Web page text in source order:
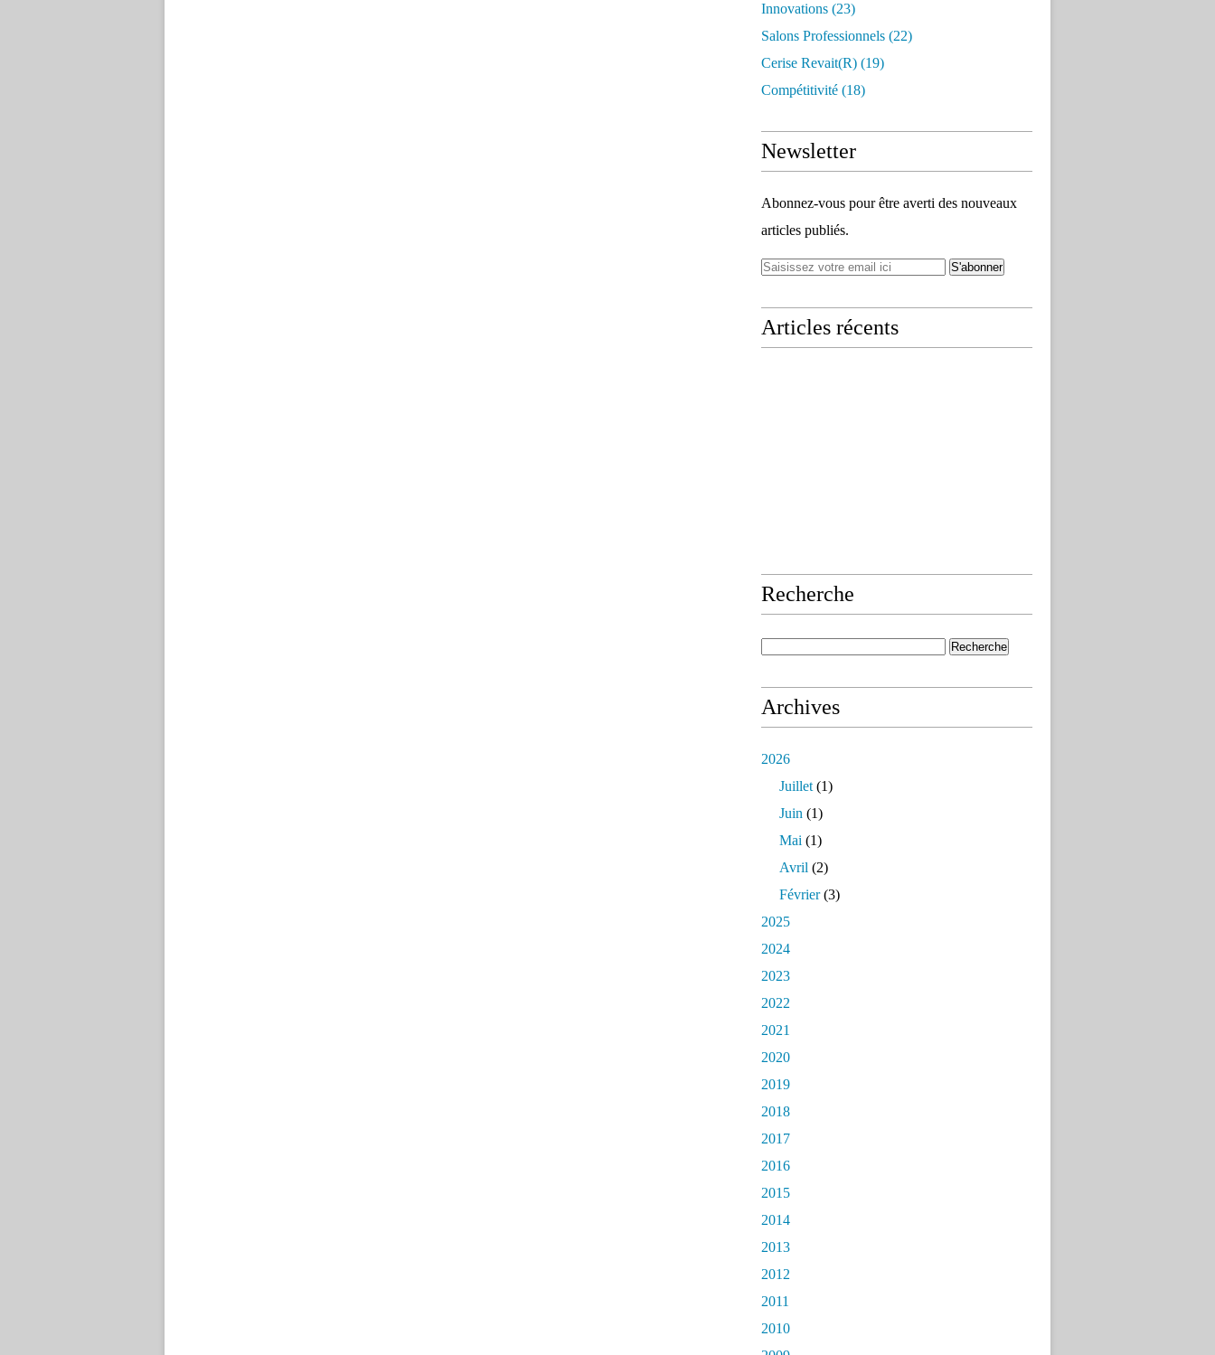
Innovations (23)
Salons Professionnels (22)
Cerise Revait(r) (19)
Compétitivité (18)
Newsletter
Abonnez-vous pour être averti des nouveaux
articles publiés.
Articles récents
Recherche
Archives
2026
Juillet (1)
Juin (1)
Mai (1)
Avril (2)
Février(3)
2025
2024
2023
2022
2021
2020
2019
2018
2017
2016
2015
2014
2013
2012
2011
2010